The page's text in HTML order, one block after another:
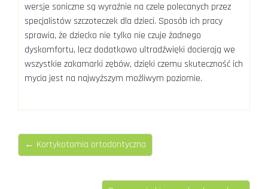
wersje soniczne są wyraźnie na czele polecanych przez
specjalistów szczoteczek dla dzieci. Sposób ich pracy
sprawia, że dziecko nie tylko nie czuje żadnego
dyskomfortu, lecz dodatkowo ultradźwięki docierają we
wszystkie zakamarki zębów, dzięki czemu skuteczność ich
mycia jest na najwyższym możliwym poziomie.
← Kortykotomia ortodontyczna